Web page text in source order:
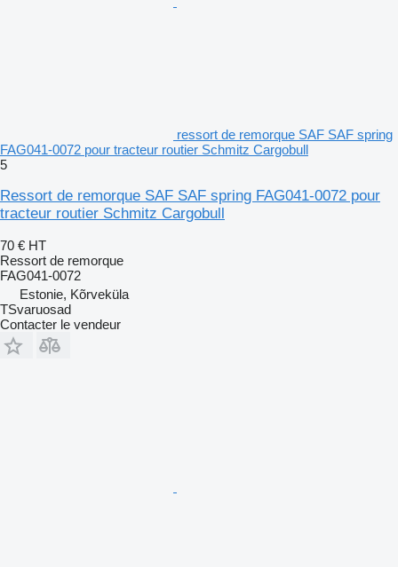
ressort de remorque SAF SAF spring
FAG041-0072 pour tracteur routier Schmitz Cargobull
5
Ressort de remorque SAF SAF spring FAG041-0072 pour
tracteur routier Schmitz Cargobull
70 € HT
Ressort de remorque
FAG041-0072
Estonie, Kõrveküla
TSvaruosad
Contacter le vendeur